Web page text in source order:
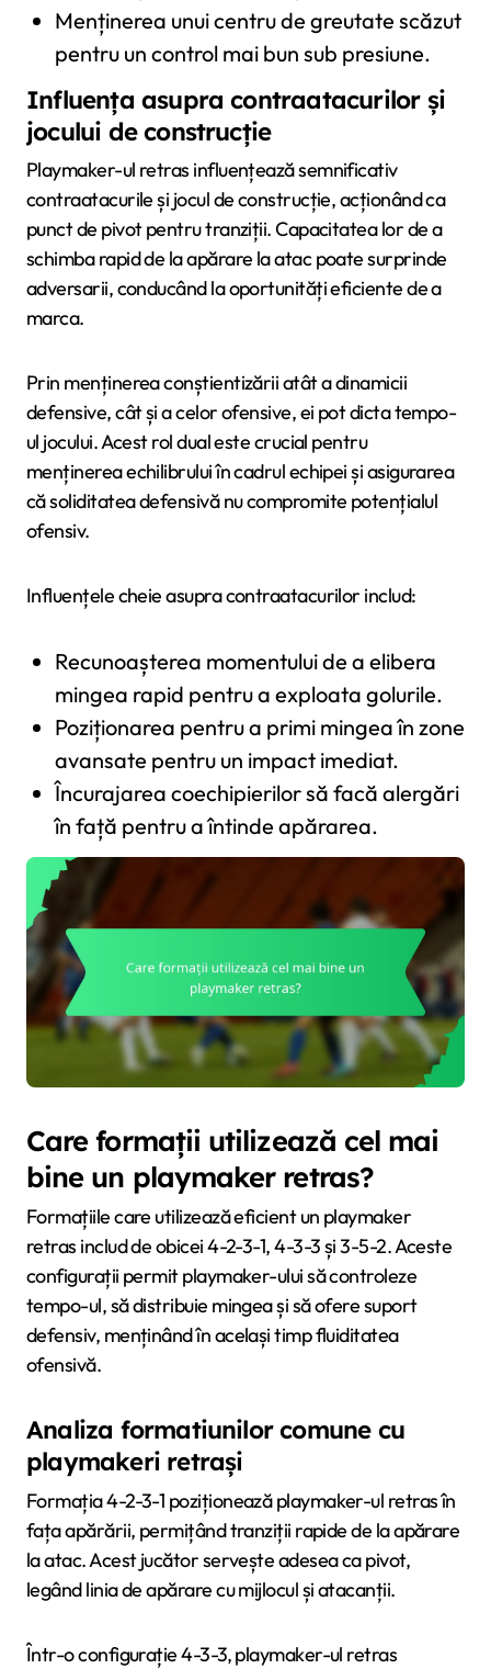
Menținerea unui centru de greutate scăzut
pentru un control mai bun sub presiune.
Influența asupra contraatacurilor și
jocului de construcție
Playmaker-ul retras influențează semnificativ
contraatacurile și jocul de construcție, acționând ca
punct de pivot pentru tranziții. Capacitatea lor de a
schimba rapid de la apărare la atac poate surprinde
adversarii, conducând la oportunități eficiente de a
marca.
Prin menținerea conștientizării atât a dinamicii
defensive, cât și a celor ofensive, ei pot dicta tempo-
ul jocului. Acest rol dual este crucial pentru
menținerea echilibrului în cadrul echipei și asigurarea
că soliditatea defensivă nu compromite potențialul
ofensiv.
Influențele cheie asupra contraatacurilor includ:
Recunoașterea momentului de a elibera
mingea rapid pentru a exploata golurile.
Poziționarea pentru a primi mingea în zone
avansate pentru un impact imediat.
Încurajarea coechipierilor să facă alergări
în față pentru a întinde apărarea.
Care formații utilizează cel mai
bine un playmaker retras?
Formațiile care utilizează eficient un playmaker
retras includ de obicei 4-2-3-1, 4-3-3 și 3-5-2. Aceste
configurații permit playmaker-ului să controleze
tempo-ul, să distribuie mingea și să ofere suport
defensiv, menținând în același timp fluiditatea
ofensivă.
Analiza formatiunilor comune cu
playmakeri retrași
Formația 4-2-3-1 poziționează playmaker-ul retras în
fața apărării, permițând tranziții rapide de la apărare
la atac. Acest jucător servește adesea ca pivot,
legând linia de apărare cu mijlocul și atacanții.
Într-o configurație 4-3-3, playmaker-ul retras